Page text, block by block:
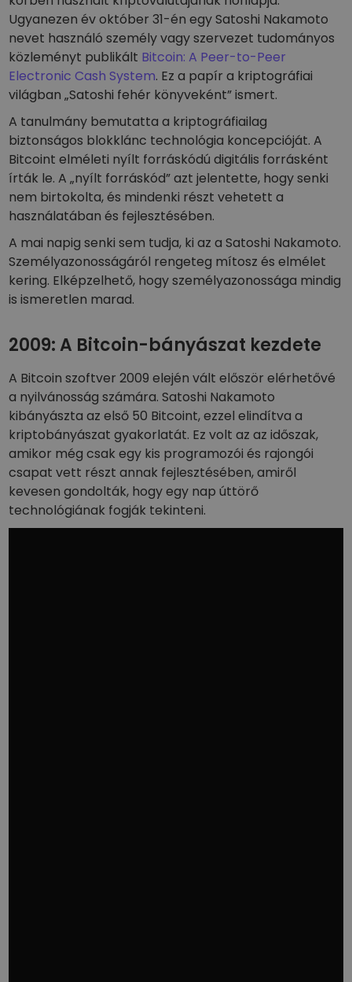
Ugyanezen év október 31-én egy Satoshi Nakamoto
nevet használó személy vagy szervezet tudományos
közleményt publikált Bitcoin: A Peer-to-Peer
Electronic Cash System. Ez a papír a kriptográfiai
világban „Satoshi fehér könyveként” ismert.
A tanulmány bemutatta a kriptográfiailag
biztonságos blokklánc technológia koncepcióját. A
Bitcoint elméleti nyílt forráskódú digitális forrásként
írták le. A „nyílt forráskód” azt jelentette, hogy senki
nem birtokolta, és mindenki részt vehetett a
használatában és fejlesztésében.
A mai napig senki sem tudja, ki az a Satoshi Nakamoto.
Személyazonosságáról rengeteg mítosz és elmélet
kering. Elképzelhető, hogy személyazonossága mindig
is ismeretlen marad.
2009: A Bitcoin-bányászat kezdete
A Bitcoin szoftver 2009 elején vált először elérhetővé
a nyilvánosság számára. Satoshi Nakamoto
kibányászta az első 50 Bitcoint, ezzel elindítva a
kriptobányászat gyakorlatát. Ez volt az az időszak,
amikor még csak egy kis programozói és rajongói
csapat vett részt annak fejlesztésében, amiről
kevesen gondolták, hogy egy nap úttörő
technológiának fogják tekinteni.